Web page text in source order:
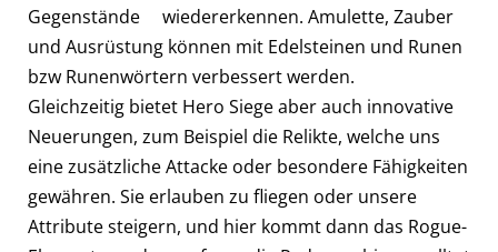
Gegenstände wiedererkennen. Amulette, Zauber
und Ausrüstung können mit Edelsteinen und Runen
bzw Runenwörtern verbessert werden.
Gleichzeitig bietet Hero Siege aber auch innovative
Neuerungen, zum Beispiel die Relikte, welche uns
eine zusätzliche Attacke oder besondere Fähigkeiten
gewähren. Sie erlauben zu fliegen oder unsere
Attribute steigern, und hier kommt dann das Rogue-